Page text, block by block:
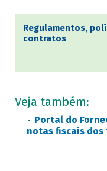
Regulamentos,
contratos
Veja também:
Portal do
notas fiscais dos